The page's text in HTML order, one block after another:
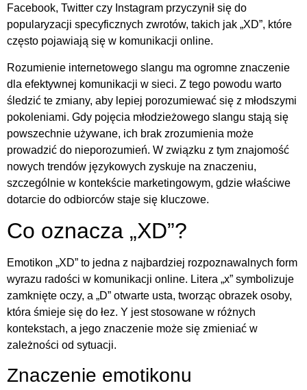
Facebook, Twitter czy Instagram przyczynił się do
popularyzacji specyficznych zwrotów, takich jak „XD”, które
często pojawiają się w komunikacji online.
Rozumienie internetowego slangu ma ogromne znaczenie
dla efektywnej komunikacji w sieci. Z tego powodu warto
śledzić te zmiany, aby lepiej porozumiewać się z młodszymi
pokoleniami. Gdy pojęcia młodzieżowego slangu stają się
powszechnie używane, ich brak zrozumienia może
prowadzić do nieporozumień. W związku z tym znajomość
nowych trendów językowych zyskuje na znaczeniu,
szczególnie w kontekście marketingowym, gdzie właściwe
dotarcie do odbiorców staje się kluczowe.
Co oznacza „XD”?
Emotikon „XD” to jedna z najbardziej rozpoznawalnych form
wyrazu radości w komunikacji online. Litera „x” symbolizuje
zamknięte oczy, a „D” otwarte usta, tworząc obrazek osoby,
która śmieje się do łez. Y jest stosowane w różnych
kontekstach, a jego znaczenie może się zmieniać w
zależności od sytuacji.
Znaczenie emotikonu